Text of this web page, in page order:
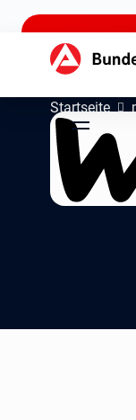
zu den
Startseite